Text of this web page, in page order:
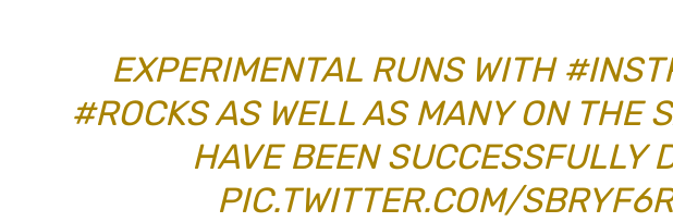
EXPERIMENTAL RUNS WITH
#ROCKSAS WELL AS MANY ON THE
HAVE BEEN SUCCESSFULLY
PIC.TWITTER.COM/